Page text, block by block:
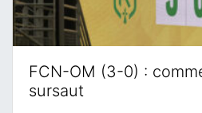
FCN-OM (3-0) :
sursaut